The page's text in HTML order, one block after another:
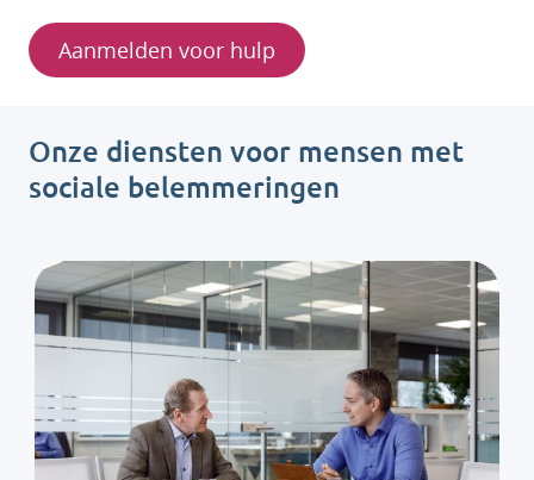
Aanmelden voor hulp
Onze diensten voor mensen met
sociale belemmeringen